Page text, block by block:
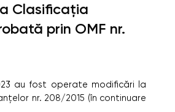
Clasificația
prin OMF nr.
au fost operate modificări la
nr. 208/2015 (în continuare